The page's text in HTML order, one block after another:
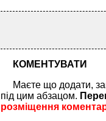
КОМЕНТУВАТИ
Маєте що додати,
під цим абзацом.
розміщення